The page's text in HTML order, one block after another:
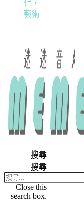
化・
藝術
搜尋
搜尋
Close this
search box.